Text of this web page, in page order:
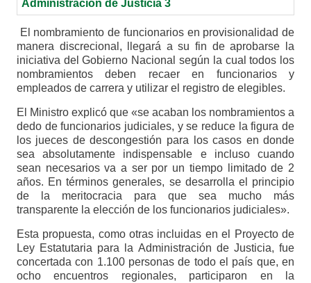
El nombramiento de funcionarios en provisionalidad de
manera discrecional, llegará a su fin de aprobarse la
iniciativa del Gobierno Nacional según la cual todos los
nombramientos deben recaer en funcionarios y
empleados de carrera y utilizar el registro de elegibles.
El Ministro explicó que «se acaban los nombramientos a
dedo de funcionarios judiciales, y se reduce la figura de
los jueces de descongestión para los casos en donde
sea absolutamente indispensable e incluso cuando
sean necesarios va a ser por un tiempo limitado de 2
años. En términos generales, se desarrolla el principio
de la meritocracia para que sea mucho más
transparente la elección de los funcionarios judiciales».
Esta propuesta, como otras incluidas en el Proyecto de
Ley Estatutaria para la Administración de Justicia, fue
concertada con 1.100 personas de todo el país que, en
ocho encuentros regionales, participaron en la